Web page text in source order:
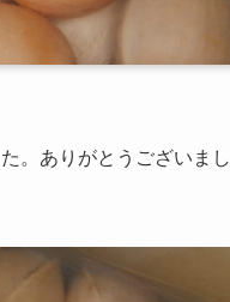
。ありがとうございまし